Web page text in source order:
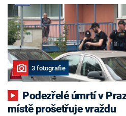
3 fotografie
místě prošetřuje vraždu